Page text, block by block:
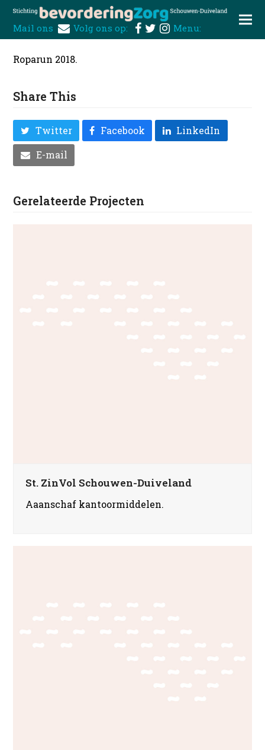
Mail ons Volg ons op: Menu:
Roparun 2018.
Share This
Twitter Facebook
LinkedIn
E-mail
Gerelateerde Projecten
St. ZinVol Schouwen-Duiveland
Aaanschaf kantoormiddelen.